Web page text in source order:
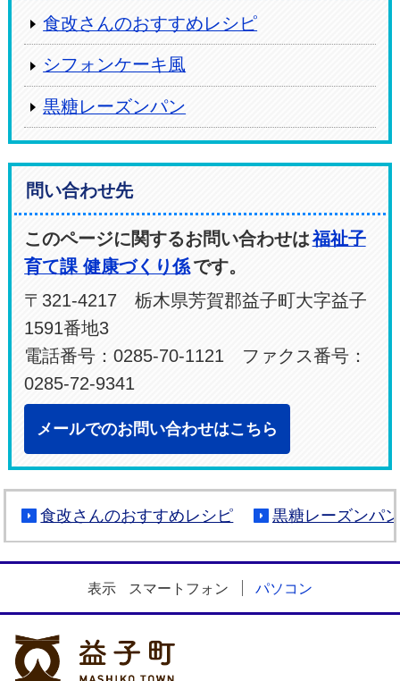
食改さんのおすすめレシピ
シフォンケーキ風
黒糖レーズンパン
問い合わせ先
このページに関するお問い合わせは福祉子
育て課 健康づくり係です。
〒321-4217 栃木県芳賀郡益子町大字益子
1591番地3
電話番号：0285-70-1121 ファクス番号：
0285-72-9341
メールでのお問い合わせはこちら
食改さんのおすすめレシピ 黒糖レーズンパン
表示 スマートフォン パソコン